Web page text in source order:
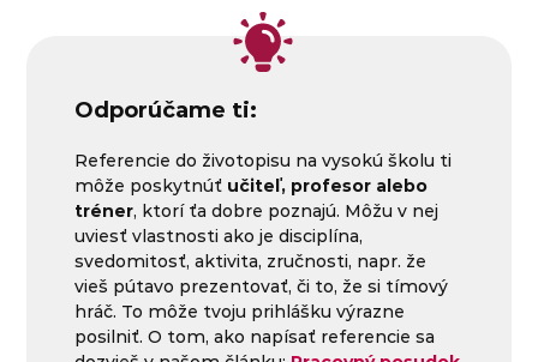
Odporúčame ti:
Referencie do životopisu na vysokú školu ti
môže poskytnúť učiteľ, profesor alebo
tréner, ktorí ťa dobre poznajú. Môžu v nej
uviesť vlastnosti ako je disciplína,
svedomitosť, aktivita, zručnosti, napr. že
vieš pútavo prezentovať, či to, že si tímový
hráč. To môže tvoju prihlášku výrazne
posilniť. O tom, ako napísať referencie sa